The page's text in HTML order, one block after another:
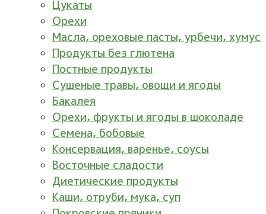
Цукаты
Орехи
Масла, ореховые пасты, урбечи, хумус
Продукты без глютена
Постные продукты
Сушеные травы, овощи и ягоды
Бакалея
Орехи, фрукты и ягоды в шоколаде
Семена, бобовые
Консервация, варенье, соусы
Восточные сладости
Диетические продукты
Каши, отруби, мука, суп